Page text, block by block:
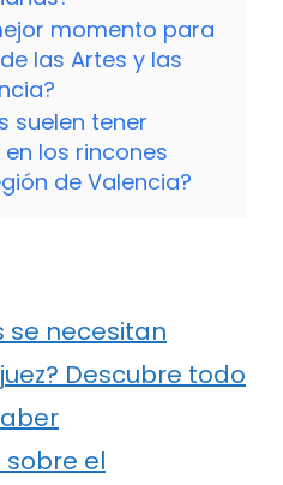
momento para
las Artes y las
suelen tener
los rincones
de Valencia?
se necesitan
Descubre todo
el